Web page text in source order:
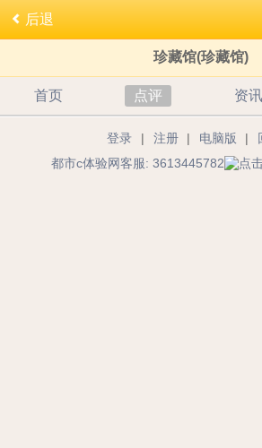
后退
珍藏馆(珍藏馆)
首页 点评 资讯
登录 | 注册 | 电脑版 |
都市c体验网客服: 3613445782